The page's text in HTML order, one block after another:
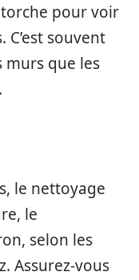
torche pour voir
C’est souvent
murs que les
le nettoyage
le
selon les
Assurez-vous